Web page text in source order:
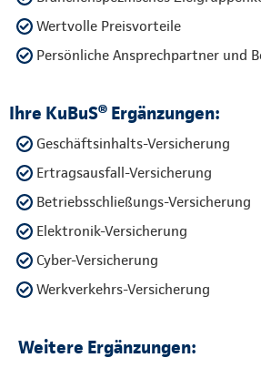
Wertvolle Preisvorteile
Persönliche Ansprechpartner und
Ihre KuBuS® Ergänzungen:
Geschäftsinhalts-Versicherung
Ertragsausfall-Versicherung
Betriebsschließungs-Versicherung
Elektronik-Versicherung
Cyber-Versicherung
Werkverkehrs-Versicherung
Weitere Ergänzungen: